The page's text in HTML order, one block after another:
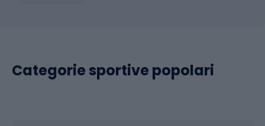
Categorie sportive popolari